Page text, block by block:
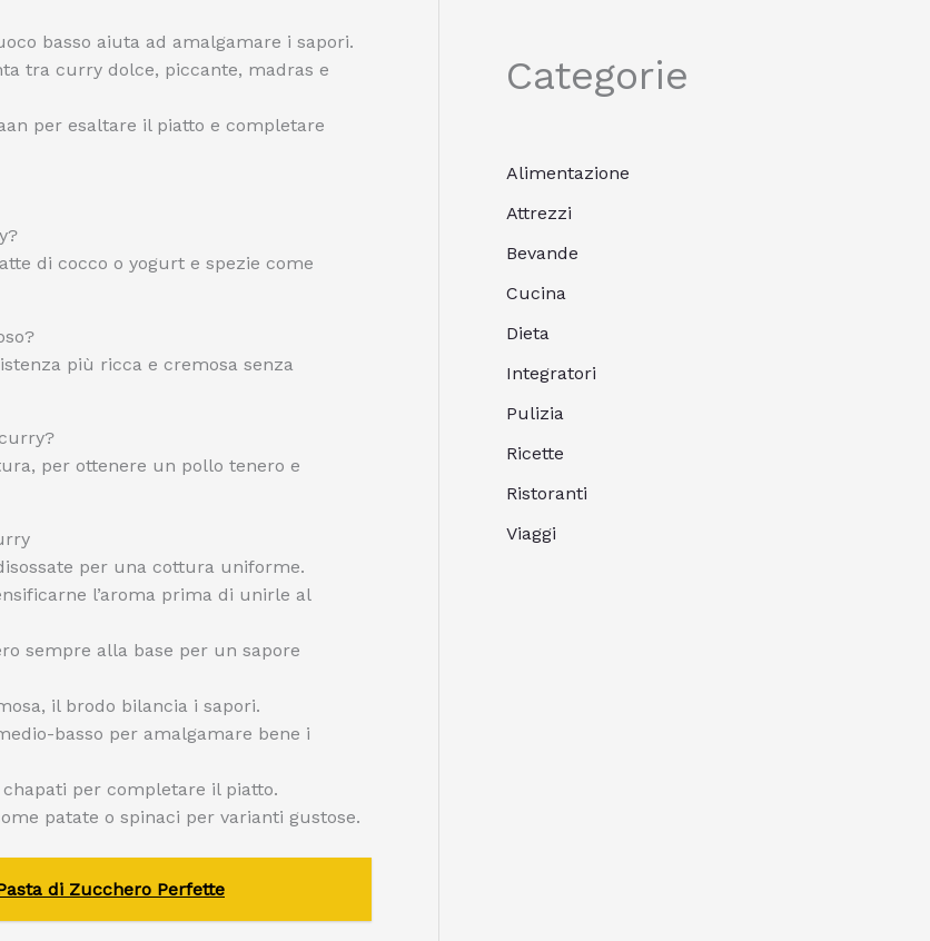
basso aiuta ad amalgamare i sapori.
tra curry dolce, piccante, madras e
per esaltare il piatto e completare
di cocco o yogurt e spezie come
più ricca e cremosa senza
per ottenere un pollo tenero e
per una cottura uniforme.
l’aroma prima di unirle al
sempre alla base per un sapore
il brodo bilancia i sapori.
basso per amalgamare bene i
per completare il piatto.
patate o spinaci per varianti gustose.
di Zucchero Perfette
Categorie
Alimentazione
Attrezzi
Bevande
Cucina
Dieta
Integratori
Pulizia
Ricette
Ristoranti
Viaggi